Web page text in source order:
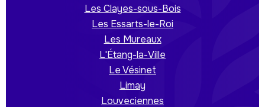
Les Clayes-sous-Bois
Les Essarts-le-Roi
Les Mureaux
L'Étang-la-Ville
Le Vésinet
Limay
Louveciennes